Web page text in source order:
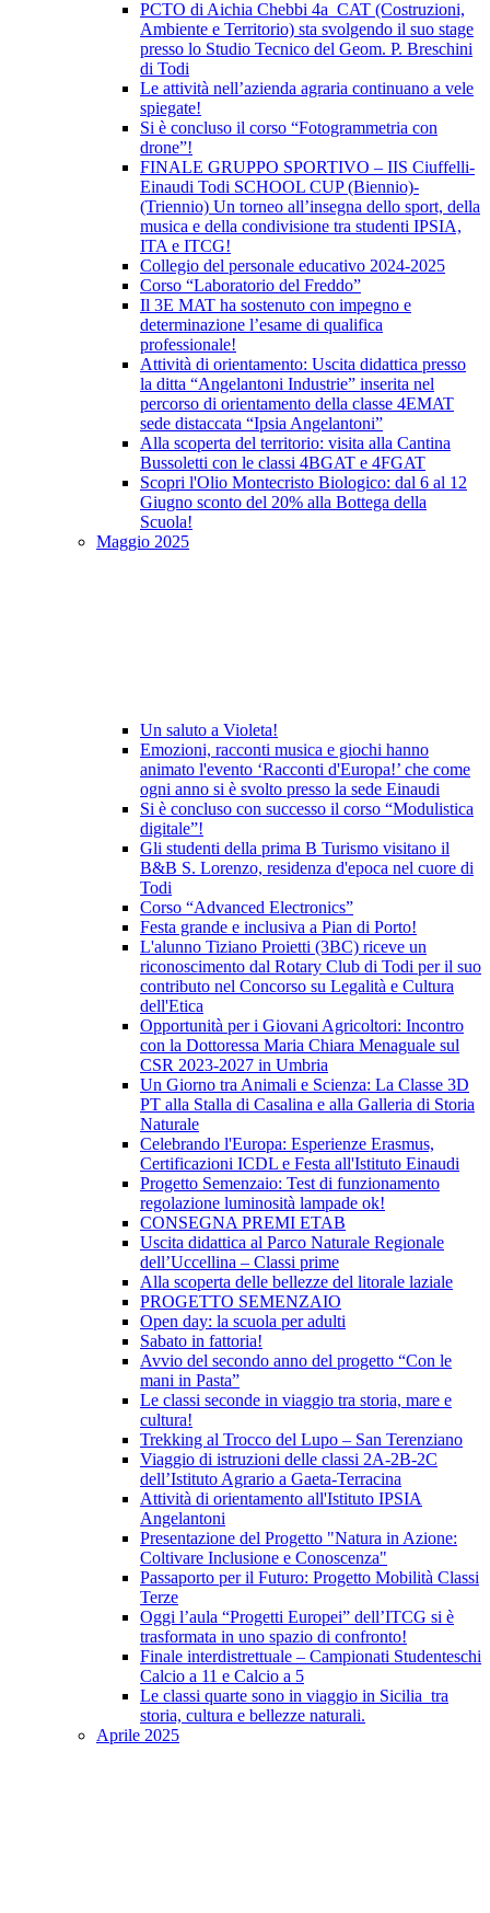
PCTO di Aichia Chebbi 4a_CAT (Costruzioni,
Ambiente e Territorio) sta svolgendo il suo stage
presso lo Studio Tecnico del Geom. P. Breschini
di Todi
Le attività nell’azienda agraria continuano a vele
spiegate!
Si è concluso il corso “Fotogrammetria con
drone”!
FINALE GRUPPO SPORTIVO – IIS Ciuffelli-
Einaudi Todi SCHOOL CUP (Biennio)-
(Triennio) Un torneo all’insegna dello sport, della
musica e della condivisione tra studenti IPSIA,
ITA e ITCG!
Collegio del personale educativo 2024-2025
Corso “Laboratorio del Freddo”
Il 3E MAT ha sostenuto con impegno e
determinazione l’esame di qualifica
professionale!
Attività di orientamento: Uscita didattica presso
la ditta “Angelantoni Industrie” inserita nel
percorso di orientamento della classe 4EMAT
sede distaccata “Ipsia Angelantoni”
Alla scoperta del territorio: visita alla Cantina
Bussoletti con le classi 4BGAT e 4FGAT
Scopri l'Olio Montecristo Biologico: dal 6 al 12
Giugno sconto del 20% alla Bottega della
Scuola!
Maggio 2025
Un saluto a Violeta!
Emozioni, racconti musica e giochi hanno
animato l'evento ‘Racconti d'Europa!’ che come
ogni anno si è svolto presso la sede Einaudi
Si è concluso con successo il corso “Modulistica
digitale”!
Gli studenti della prima B Turismo visitano il
B&B S. Lorenzo, residenza d'epoca nel cuore di
Todi
Corso “Advanced Electronics”
Festa grande e inclusiva a Pian di Porto!
L'alunno Tiziano Proietti (3BC) riceve un
riconoscimento dal Rotary Club di Todi per il suo
contributo nel Concorso su Legalità e Cultura
dell'Etica
Opportunità per i Giovani Agricoltori: Incontro
con la Dottoressa Maria Chiara Menaguale sul
CSR 2023-2027 in Umbria
Un Giorno tra Animali e Scienza: La Classe 3D
PT alla Stalla di Casalina e alla Galleria di Storia
Naturale
Celebrando l'Europa: Esperienze Erasmus,
Certificazioni ICDL e Festa all'Istituto Einaudi
Progetto Semenzaio: Test di funzionamento
regolazione luminosità lampade ok!
CONSEGNA PREMI ETAB
Uscita didattica al Parco Naturale Regionale
dell’Uccellina – Classi prime
Alla scoperta delle bellezze del litorale laziale
PROGETTO SEMENZAIO
Open day: la scuola per adulti
Sabato in fattoria!
Avvio del secondo anno del progetto “Con le
mani in Pasta”
Le classi seconde in viaggio tra storia, mare e
cultura!
Trekking al Trocco del Lupo – San Terenziano
Viaggio di istruzioni delle classi 2A-2B-2C
dell’Istituto Agrario a Gaeta-Terracina
Attività di orientamento all'Istituto IPSIA
Angelantoni
Presentazione del Progetto "Natura in Azione:
Coltivare Inclusione e Conoscenza"
Passaporto per il Futuro: Progetto Mobilità Classi
Terze
Oggi l’aula “Progetti Europei” dell’ITCG si è
trasformata in uno spazio di confronto!
Finale interdistrettuale – Campionati Studenteschi
Calcio a 11 e Calcio a 5
Le classi quarte sono in viaggio in Sicilia tra
storia, cultura e bellezze naturali.
Aprile 2025